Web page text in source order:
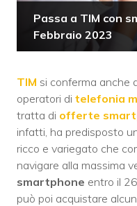
Passa a TIM con
Febbraio 2023
TIM si conferma anche
operatori di telefonia
tratta di offerte
infatti, ha predisposto
ricco e variegato che
navigare alla massima
smartphone entro il
può poi acquistare